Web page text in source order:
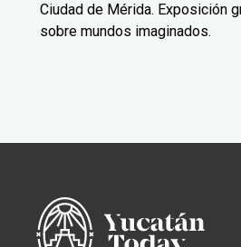
Ciudad de Mérida. Exposición
sobre mundos imaginados.